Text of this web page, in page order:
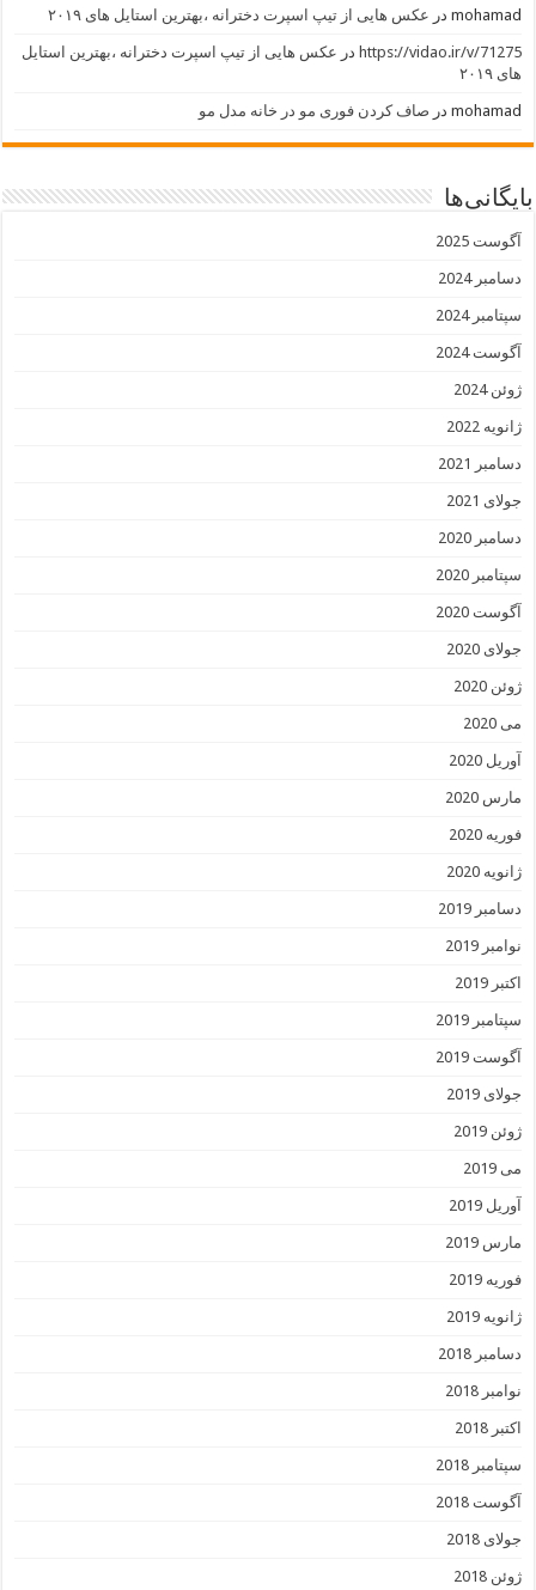
mohamad در عکس هایی از تیپ اسپرت دخترانه ،بهترین استایل های ۲۰۱۹
https://vidao.ir/v/71275 در عکس هایی از تیپ اسپرت دخترانه ،بهترین استایل
های ۲۰۱۹
mohamad در صاف کردن فوری مو در خانه مدل مو
بایگانی‌ها
آگوست 2025
دسامبر 2024
سپتامبر 2024
آگوست 2024
ژوئن 2024
ژانویه 2022
دسامبر 2021
جولای 2021
دسامبر 2020
سپتامبر 2020
آگوست 2020
جولای 2020
ژوئن 2020
می 2020
آوریل 2020
مارس 2020
فوریه 2020
ژانویه 2020
دسامبر 2019
نوامبر 2019
اکتبر 2019
سپتامبر 2019
آگوست 2019
جولای 2019
ژوئن 2019
می 2019
آوریل 2019
مارس 2019
فوریه 2019
ژانویه 2019
دسامبر 2018
نوامبر 2018
اکتبر 2018
سپتامبر 2018
آگوست 2018
جولای 2018
ژوئن 2018